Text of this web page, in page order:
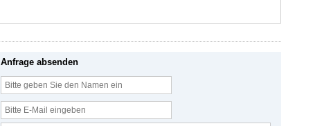
Anfrage absenden